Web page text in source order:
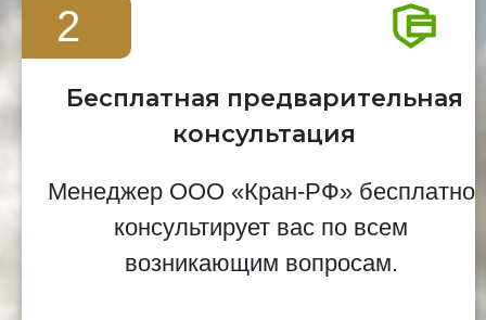
2
Бесплатная предварительная
консультация
Менеджер ООО «Кран-РФ» бесплатно
консультирует вас по всем
возникающим вопросам.